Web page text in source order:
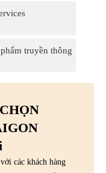
truyền thông
các khách hàng